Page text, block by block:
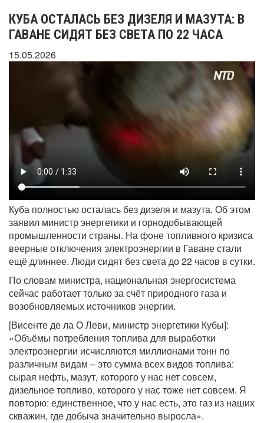
КУБА ОСТАЛАСЬ БЕЗ ДИЗЕЛЯ И МАЗУТА: В
ГАВАНЕ СИДЯТ БЕЗ СВЕТА ПО 22 ЧАСА
15.05.2026
Куба полностью осталась без дизеля и мазута. Об этом
заявил министр энергетики и горнодобывающей
промышленности страны. На фоне топливного кризиса
веерные отключения электроэнергии в Гаване стали
ещё длиннее. Люди сидят без света до 22 часов в сутки.
По словам министра, национальная энергосистема
сейчас работает только за счёт природного газа и
возобновляемых источников энергии.
[Висенте де ла О Леви, министр энергетики Кубы]:
«Объёмы потребления топлива для выработки
электроэнергии исчисляются миллионами тонн по
различным видам – это сумма всех видов топлива:
сырая нефть, мазут, которого у нас нет совсем,
дизельное топливо, которого у нас тоже нет совсем. Я
повторю: единственное, что у нас есть, это газ из наших
скважин, где добыча значительно выросла».